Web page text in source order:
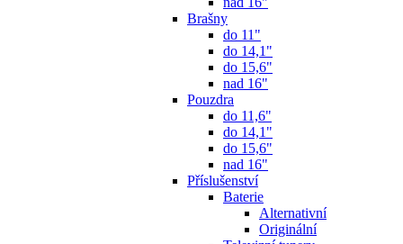
Brašny
do 11"
do 14,1"
do 15,6"
nad 16"
Pouzdra
do 11,6"
do 14,1"
do 15,6"
nad 16"
Příslušenství
Baterie
Alternativní
Originální